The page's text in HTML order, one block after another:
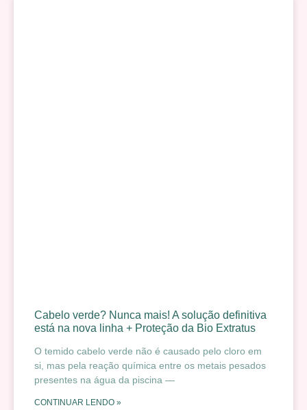
Cabelo verde? Nunca mais! A solução definitiva
está na nova linha + Proteção da Bio Extratus
O temido cabelo verde não é causado pelo cloro em
si, mas pela reação química entre os metais pesados
presentes na água da piscina —
CONTINUAR LENDO »